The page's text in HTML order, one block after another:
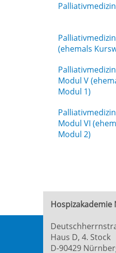
(ehemals
Modul V
Modul 1)
Modul VI
Modul 2)
Hospizakademie
Haus D, 4. Stock
D-90429